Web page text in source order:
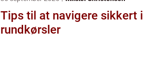
Tips til at navigere sikkert i
rundkørsler